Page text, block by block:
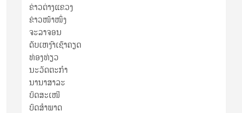
ຂ່າວ​ຕ່າງ​ແຂວງ
ຂ່າວໜ້າໜຶ່ງ
ຈະລາຈອນ
ດັບເຫງົາເຊົາຄຽດ
ທ່ອງທ່ຽວ
ນະວັດຕະກໍາ
ນານາສາລະ
ບົດສະເໜີ
ບົດສໍາພາດ